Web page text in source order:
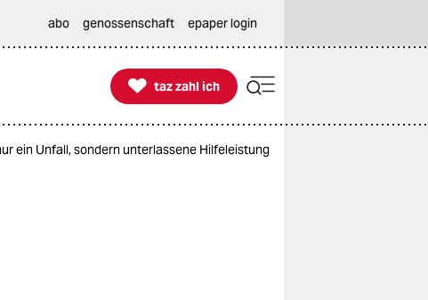
abo genossenschaft epaper login

taz zahl ich
taz zahl ich
ein Unfall, sondern unterlassene Hilfeleistung